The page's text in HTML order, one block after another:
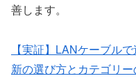
善します。
【実証】LANケーブル
新の選び方とカテゴリ